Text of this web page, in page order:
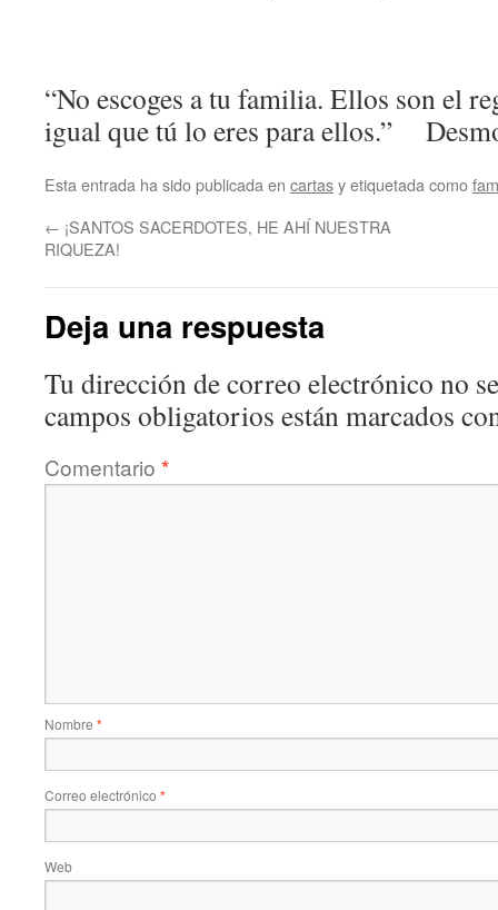
“No escoges a tu familia. Ellos son el
igual que tú lo eres para ellos.”
Esta entrada ha sido publicada en cartasy etiquetada como
← ¡SANTOS SACERDOTES, HE AHÍ NUESTRA
RIQUEZA!
Deja una respuesta
Tu dirección de correo electrónico no
campos obligatorios están marcados
Comentario *
Nombre *
Correo electrónico *
Web